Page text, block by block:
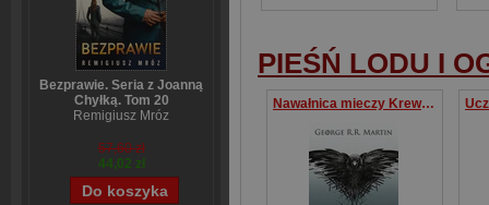
Bezprawie. Seria z Joanną
Chyłką. Tom 20
Remigiusz Mróz
57,60 zł
44,02 zł
PIEŚŃ LODU I
Nawałnica mieczy Krew i złoto okładka filmowa